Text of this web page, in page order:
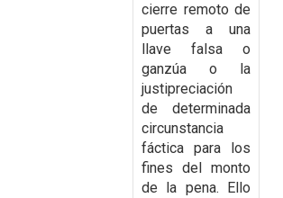
cierre remoto de
puertas a una
llave falsa o
ganzúa o la
justipreciación
de determinada
circunstancia
fáctica para los
fines del monto
de la pena. Ello